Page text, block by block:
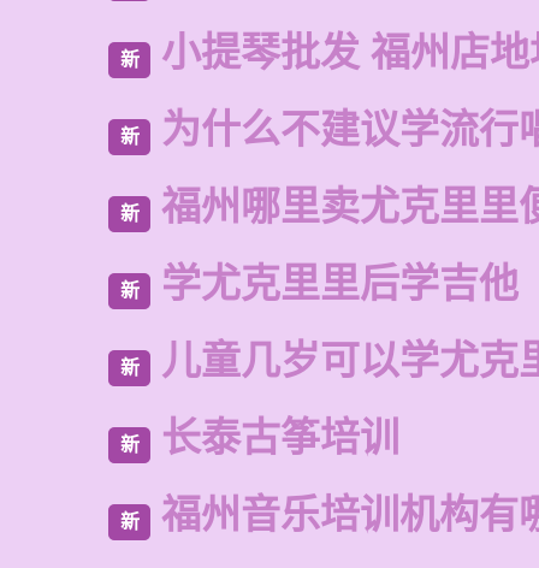
新 小提琴批发 福州店
新 为什么不建议学流行
新 福州哪里卖尤克里里
新 学尤克里里后学吉他
新 儿童几岁可以学尤克
新 长泰古筝培训
新 福州音乐培训机构有